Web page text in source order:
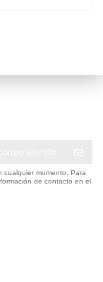
cualquier momento. Para
de contacto en el